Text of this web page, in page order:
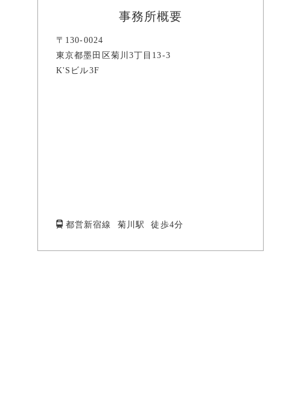
事務所概要
〒130-0024
東京都墨田区菊川3丁目13-3
K'Sビル3F
都営新宿線 菊川駅 徒歩4分